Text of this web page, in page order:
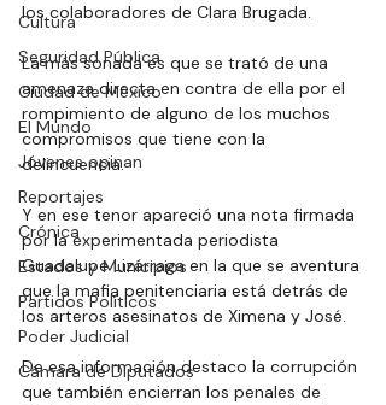
Cultura
Seguridad Pública
Ciudad de México
El Mundo
Jóvenes opinan
Reportajes
Crónica
Estados y Municipios
Partidos Políticos
Poder Judicial
Cámara de Diputados
los colaboradores de Clara Brugada.
La más sonada es que se trató de una
amenaza directa en contra de ella por el
rompimiento de alguno de los muchos
compromisos que tiene con la
delincuencia.
Y en ese tenor apareció una nota firmada
por la experimentada periodista
Guadalupe Lizárraga en la que se aventura
que la mafia penitenciaria está detrás de
los arteros asesinatos de Ximena y José.
De esa información destaco la corrupción
que también encierran los penales de